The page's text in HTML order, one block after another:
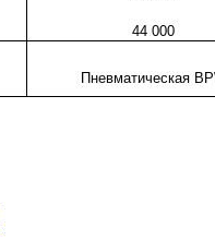
44 000
Пневматическая